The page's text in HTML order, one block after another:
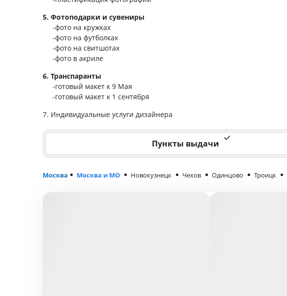
5. Фотоподарки и сувениры
-фото на кружках
-фото на футболках
-фото на свитшотах
-фото в акриле
6. Транспаранты
-готовый макет к 9 Мая
-готовый макет к 1 сентября
7. Индивидуальные услуги дизайнера
Пункты выдачи
Москва и МО Новокузнецк Чехов Одинцово Троицк
Москва